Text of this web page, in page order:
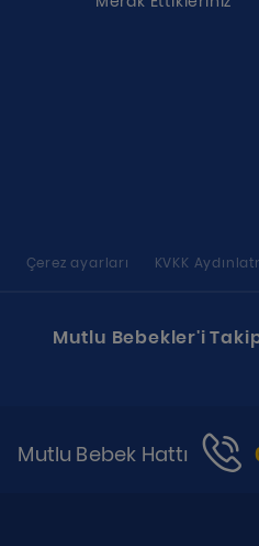
Çerez ayarları KVKK
Mutlu Bebekler'i
Mutlu Bebek Hattı